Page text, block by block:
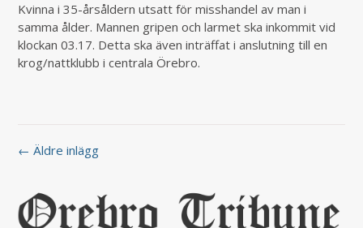
Kvinna i 35-årsåldern utsatt för misshandel av man i
samma ålder. Mannen gripen och larmet ska inkommit vid
klockan 03.17. Detta ska även inträffat i anslutning till en
krog/nattklubb i centrala Örebro.
← Äldre inlägg